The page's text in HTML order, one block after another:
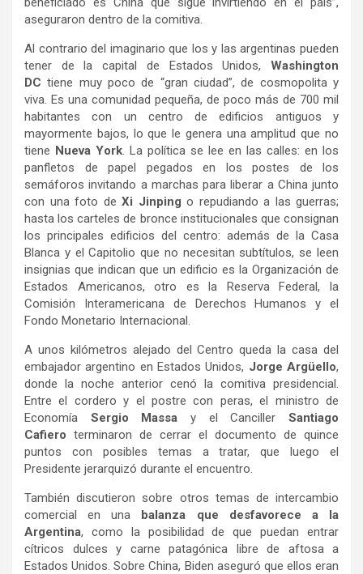
aseguraron dentro de la comitiva.
Al contrario del imaginario que los y las argentinas pueden
tener de la capital de Estados Unidos, Washington
DC tiene muy poco de “gran ciudad”, de cosmopolita y
viva. Es una comunidad pequeña, de poco más de 700 mil
habitantes con un centro de edificios antiguos y
mayormente bajos, lo que le genera una amplitud que no
tiene Nueva York. La política se lee en las calles: en los
panfletos de papel pegados en los postes de los
semáforos invitando a marchas para liberar a China junto
con una foto de Xi Jinping o repudiando a las guerras;
hasta los carteles de bronce institucionales que consignan
los principales edificios del centro: además de la Casa
Blanca y el Capitolio que no necesitan subtítulos, se leen
insignias que indican que un edificio es la Organización de
Estados Americanos, otro es la Reserva Federal, la
Comisión Interamericana de Derechos Humanos y el
Fondo Monetario Internacional.
A unos kilómetros alejado del Centro queda la casa del
embajador argentino en Estados Unidos, Jorge Argüello,
donde la noche anterior cenó la comitiva presidencial.
Entre el cordero y el postre con peras, el ministro de
Economía Sergio Massay el CancillerSantiago
Cafiero terminaron de cerrar el documento de quince
puntos con posibles temas a tratar, que luego el
Presidente jerarquizó durante el encuentro.
También discutieron sobre otros temas de intercambio
comercial en una balanza que desfavorece a la
Argentina, como la posibilidad de que puedan entrar
cítricos dulces y carne patagónica libre de aftosa a
Estados Unidos. Sobre China, Biden aseguró que ellos eran